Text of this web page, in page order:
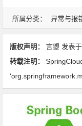
所属分类： 异常与报
版权声明： 言曌 发表于
转载注明：